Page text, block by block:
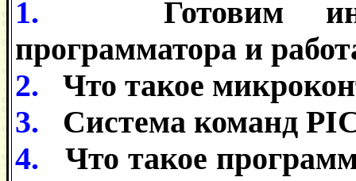
1.
Готовим
программатора и
2.
Что такое
3.
Система команд
4.
Что такое